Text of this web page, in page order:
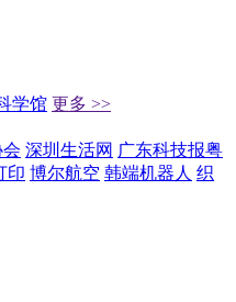
学馆 更多 >>
深圳生活网 广东科技报粤
印 博尔航空 韩端机器人 织